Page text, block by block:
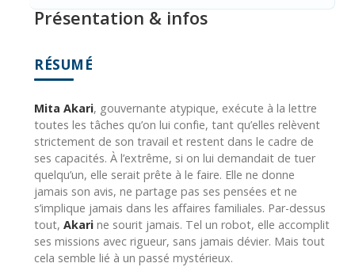
Présentation & infos
RÉSUMÉ
Mita Akari, gouvernante atypique, exécute à la lettre
toutes les tâches qu’on lui confie, tant qu’elles relèvent
strictement de son travail et restent dans le cadre de
ses capacités. À l’extrême, si on lui demandait de tuer
quelqu’un, elle serait prête à le faire. Elle ne donne
jamais son avis, ne partage pas ses pensées et ne
s’implique jamais dans les affaires familiales. Par-dessus
tout, Akari ne sourit jamais. Tel un robot, elle accomplit
ses missions avec rigueur, sans jamais dévier. Mais tout
cela semble lié à un passé mystérieux.